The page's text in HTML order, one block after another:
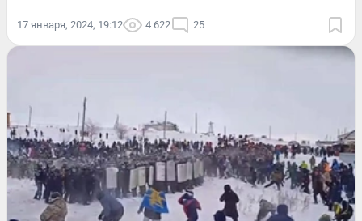
17 января, 2024, 19:12 4 622 25